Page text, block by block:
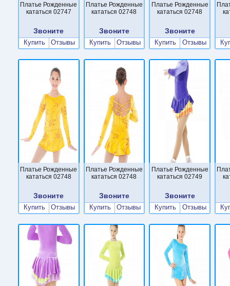
Платье Рожденные
кататься 02747
Звоните
Купить Отзывы
Платье Рожденные
кататься 02748
Звоните
Купить Отзывы
Платье Рожденные
кататься 02748
Звоните
Купить Отзывы
Платье Рожденные
кататься 02748
Звоните
Купить Отзывы
Платье Рожденные
кататься 02748
Звоните
Купить Отзывы
Платье Рожденные
кататься 02749
Звоните
Купить Отзывы